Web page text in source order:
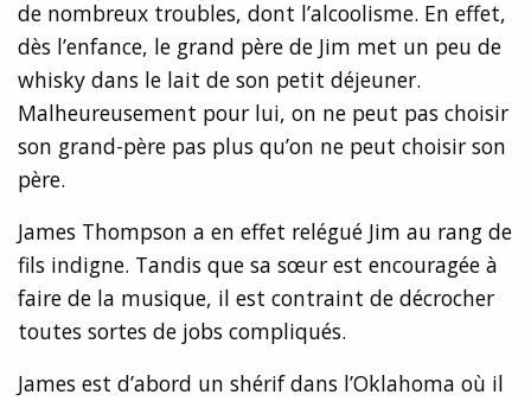
de nombreux troubles, dont l’alcoolisme. En effet,
dès l’enfance, le grand père de Jim met un peu de
whisky dans le lait de son petit déjeuner.
Malheureusement pour lui, on ne peut pas choisir
son grand-père pas plus qu’on ne peut choisir son
père.
James Thompson a en effet relégué Jim au rang de
fils indigne. Tandis que sa sœur est encouragée à
faire de la musique, il est contraint de décrocher
toutes sortes de jobs compliqués.
James est d’abord un shérif dans l’Oklahoma où il